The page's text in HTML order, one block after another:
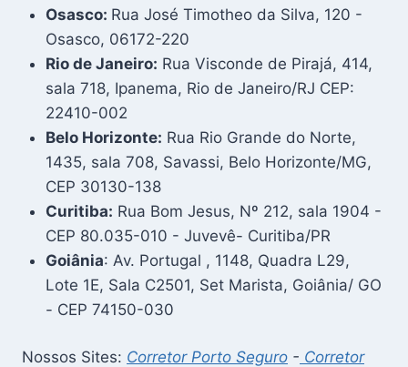
Osasco: Rua José Timotheo da Silva, 120 -
Osasco, 06172-220
Rio de Janeiro: Rua Visconde de Pirajá, 414,
sala 718, Ipanema, Rio de Janeiro/RJ CEP:
22410-002
Belo Horizonte: Rua Rio Grande do Norte,
1435, sala 708, Savassi, Belo Horizonte/MG,
CEP 30130-138
Curitiba: Rua Bom Jesus, Nº 212, sala 1904 -
CEP 80.035-010 - Juvevê- Curitiba/PR
Goiânia: Av. Portugal , 1148, Quadra L29,
Lote 1E, Sala C2501, Set Marista, Goiânia/ GO
- CEP 74150-030
Nossos Sites: Corretor Porto Seguro - Corretor